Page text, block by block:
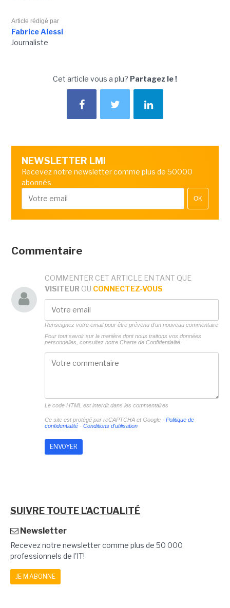
Article rédigé par
Fabrice Alessi
Journaliste
Cet article vous a plu? Partagez le !
NEWSLETTER LMI
Recevez notre newsletter comme plus de 50000
abonnés
OK
Commentaire
COMMENTER CET ARTICLE EN TANT QUE
VISITEUR OU CONNECTEZ-VOUS
Renseignez votre email pour être prévenu d'un nouveau commentaire
Pour tout savoir sur la manière dont nous traitons vos données
personnelles, consultez notre Charte de Confidentialité.
Le code HTML est interdit dans les commentaires
Ce site est protégé par reCAPTCHA et Google - Politique de
confidentialité- Conditions d'utilisation
SUIVRE TOUTE L'ACTUALITÉ
Newsletter
Recevez notre newsletter comme plus de 50 000
professionnels de l'IT!
JE M'ABONNE